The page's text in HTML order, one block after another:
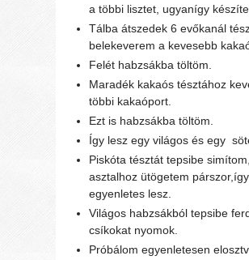
a többi lisztet, ugyanígy
Tálba átszedek 6 evőkanál
belekeverem a kevesebb
Felét habzsákba töltöm.
Maradék kakaós tésztához
többi kakaóport.
Ezt is habzsákba töltöm.
Így lesz egy világos és egy
Piskóta tésztát tepsibe simítom,
asztalhoz ütögetem párszor,így
egyenletes lesz.
Világos habzsákból tepsibe
csíkokat nyomok.
Próbálom egyenletesen